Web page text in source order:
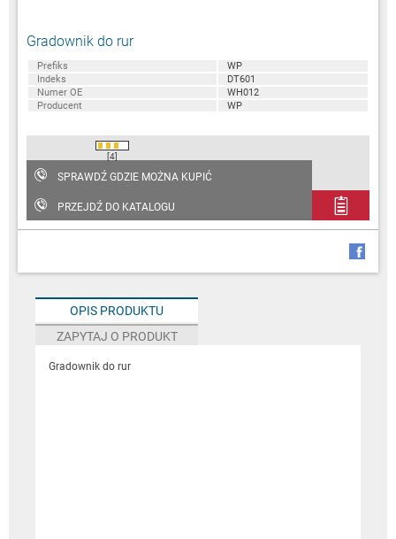
Gradownik do rur
Prefiks
WP
Indeks
DT601
Numer OE
WH012
Producent
WP
[4]
SPRAWDŹ GDZIE MOŻNA KUPIĆ
PRZEJDŹ DO KATALOGU
OPIS PRODUKTU
ZAPYTAJ O PRODUKT
Gradownik do rur